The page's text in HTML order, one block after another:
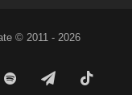
© 2011 - 2026
Spotify Telegram